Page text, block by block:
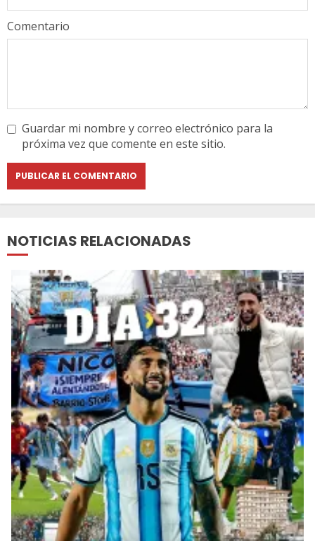
Comentario
Guardar mi nombre y correo electrónico para la
próxima vez que comente en este sitio.
NOTICIAS RELACIONADAS